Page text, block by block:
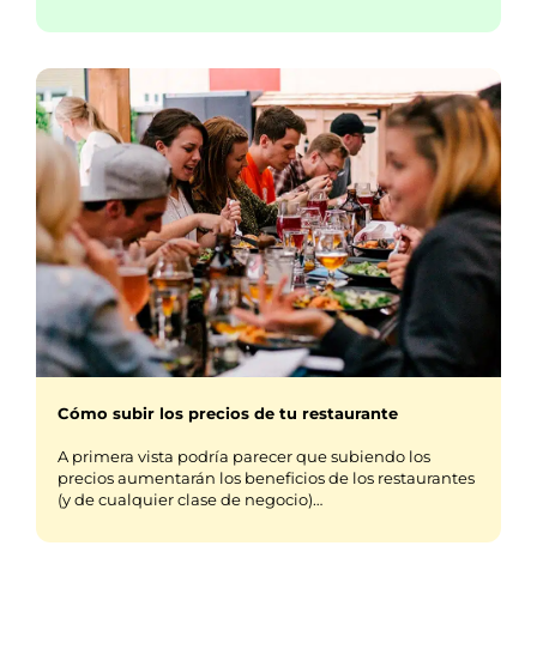
Cómo subir los precios de tu restaurante
A primera vista podría parecer que subiendo los
precios aumentarán los beneficios de los restaurantes
(y de cualquier clase de negocio)…